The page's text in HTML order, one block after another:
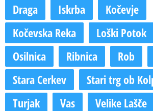
Draga
Iskrba
Kočevje
Kočevska Reka
Loški Potok
Osilnica
Ribnica Rob
Stara Cerkev
Stari trg ob
Turjak
Vas
Velike Lašče